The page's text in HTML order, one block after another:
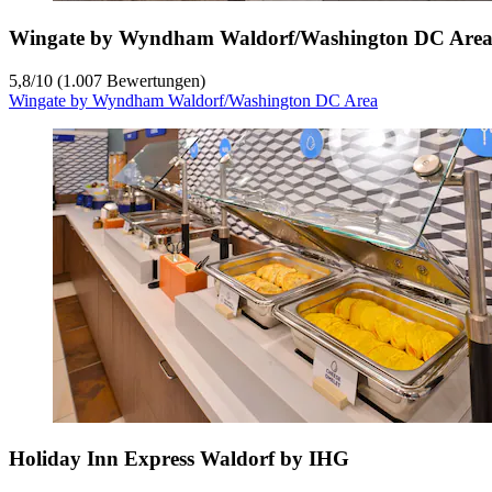
Wingate by Wyndham Waldorf/Washington DC Area
5,8/10 (1.007 Bewertungen)
Wingate by Wyndham Waldorf/Washington DC Area
Holiday Inn Express Waldorf by IHG